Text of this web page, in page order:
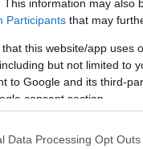
This information may also
Participants that may
this website/app uses
but not limited to
to Google and its third-
consent section.
Data Processing Opt Outs
miatt, mi jöhet
miatt. Jelezték neki
hiba. A kormánykijelző.